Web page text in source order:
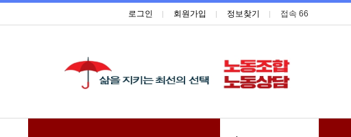
로그인 회원가입 정보찾기 접속 66